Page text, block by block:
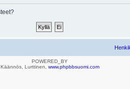
POWERED_BY
Käännös, Lurttinen, www.phpbbsuomi.com